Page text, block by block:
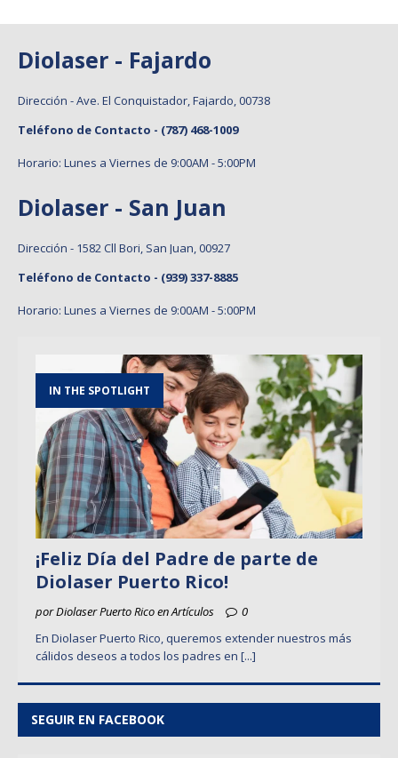
Diolaser - Fajardo
Dirección - Ave. El Conquistador, Fajardo, 00738
Teléfono de Contacto - (787) 468-1009
Horario: Lunes a Viernes de 9:00AM - 5:00PM
Diolaser - San Juan
Dirección - 1582 Cll Bori, San Juan, 00927
Teléfono de Contacto - (939) 337-8885
Horario: Lunes a Viernes de 9:00AM - 5:00PM
IN THE SPOTLIGHT
¡Feliz Día del Padre de parte de
Diolaser Puerto Rico!
por Diolaser Puerto Rico en Artículos
0
En Diolaser Puerto Rico, queremos extender nuestros más
cálidos deseos a todos los padres en [...]
SEGUIR EN FACEBOOK